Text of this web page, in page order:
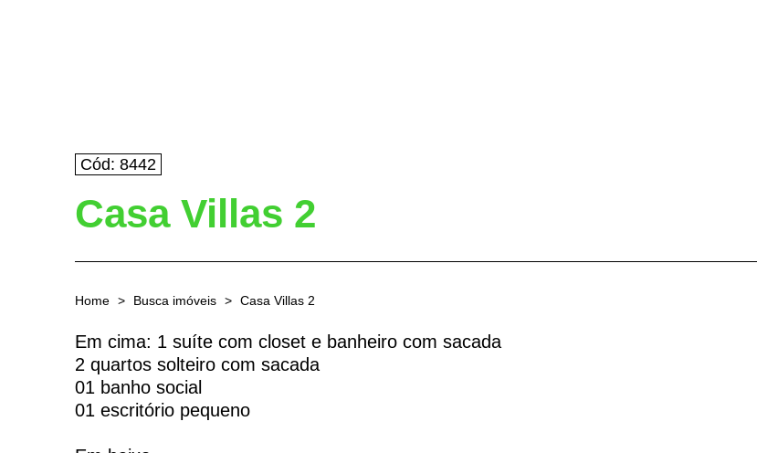
Cód: 8442
Casa Villas 2
Home Busca imóveis Casa Villas 2
Em cima: 1 suíte com closet e banheiro com sacada
2 quartos solteiro com sacada
01 banho social
01 escritório pequeno